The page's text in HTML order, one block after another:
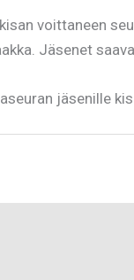
voittaneen
Jäsenet
jäsenille